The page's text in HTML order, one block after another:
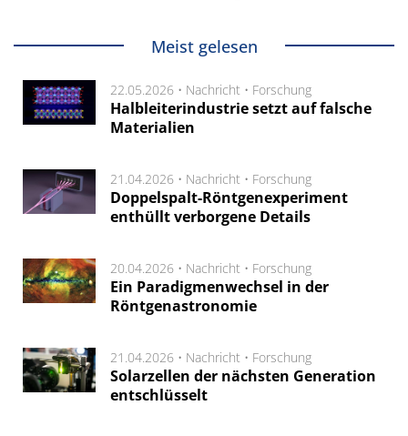
Meist gelesen
22.05.2026 • Nachricht • Forschung
Halbleiterindustrie setzt auf falsche
Materialien
21.04.2026 • Nachricht • Forschung
Doppelspalt-Röntgenexperiment
enthüllt verborgene Details
20.04.2026 • Nachricht • Forschung
Ein Paradigmenwechsel in der
Röntgenastronomie
21.04.2026 • Nachricht • Forschung
Solarzellen der nächsten Generation
entschlüsselt